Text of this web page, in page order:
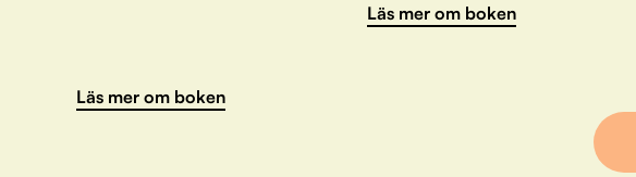
Läs mer om boken
Läs mer om boken